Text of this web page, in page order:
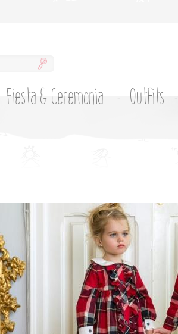
Fiesta & Ceremonia Outfits